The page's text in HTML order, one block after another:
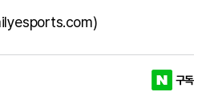
구독